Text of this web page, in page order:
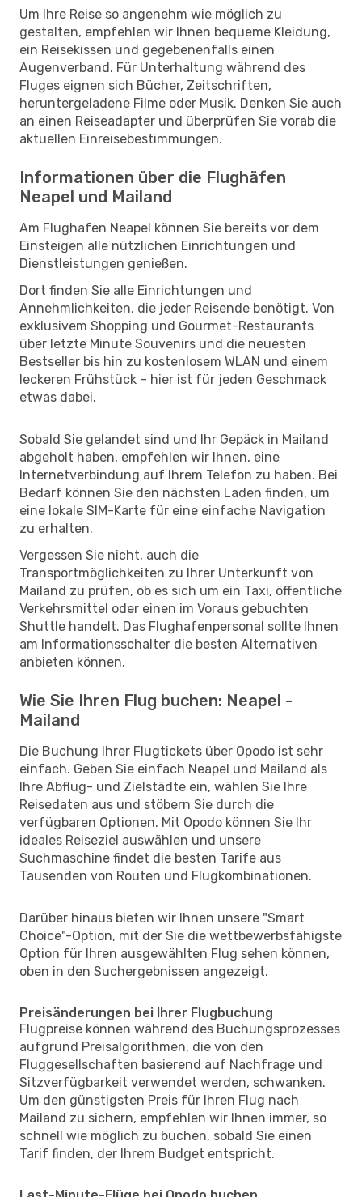
Um Ihre Reise so angenehm wie möglich zu
gestalten, empfehlen wir Ihnen bequeme Kleidung,
ein Reisekissen und gegebenenfalls einen
Augenverband. Für Unterhaltung während des
Fluges eignen sich Bücher, Zeitschriften,
heruntergeladene Filme oder Musik. Denken Sie auch
an einen Reiseadapter und überprüfen Sie vorab die
aktuellen Einreisebestimmungen.
Informationen über die Flughäfen
Neapel und Mailand
Am Flughafen Neapel können Sie bereits vor dem
Einsteigen alle nützlichen Einrichtungen und
Dienstleistungen genießen.
Dort finden Sie alle Einrichtungen und
Annehmlichkeiten, die jeder Reisende benötigt. Von
exklusivem Shopping und Gourmet-Restaurants
über letzte Minute Souvenirs und die neuesten
Bestseller bis hin zu kostenlosem WLAN und einem
leckeren Frühstück – hier ist für jeden Geschmack
etwas dabei.
Sobald Sie gelandet sind und Ihr Gepäck in Mailand
abgeholt haben, empfehlen wir Ihnen, eine
Internetverbindung auf Ihrem Telefon zu haben. Bei
Bedarf können Sie den nächsten Laden finden, um
eine lokale SIM-Karte für eine einfache Navigation
zu erhalten.
Vergessen Sie nicht, auch die
Transportmöglichkeiten zu Ihrer Unterkunft von
Mailand zu prüfen, ob es sich um ein Taxi, öffentliche
Verkehrsmittel oder einen im Voraus gebuchten
Shuttle handelt. Das Flughafenpersonal sollte Ihnen
am Informationsschalter die besten Alternativen
anbieten können.
Wie Sie Ihren Flug buchen: Neapel -
Mailand
Die Buchung Ihrer Flugtickets über Opodo ist sehr
einfach. Geben Sie einfach Neapel und Mailand als
Ihre Abflug- und Zielstädte ein, wählen Sie Ihre
Reisedaten aus und stöbern Sie durch die
verfügbaren Optionen. Mit Opodo können Sie Ihr
ideales Reiseziel auswählen und unsere
Suchmaschine findet die besten Tarife aus
Tausenden von Routen und Flugkombinationen.
Darüber hinaus bieten wir Ihnen unsere "Smart
Choice"-Option, mit der Sie die wettbewerbsfähigste
Option für Ihren ausgewählten Flug sehen können,
oben in den Suchergebnissen angezeigt.
Preisänderungen bei Ihrer Flugbuchung
Flugpreise können während des Buchungsprozesses
aufgrund Preisalgorithmen, die von den
Fluggesellschaften basierend auf Nachfrage und
Sitzverfügbarkeit verwendet werden, schwanken.
Um den günstigsten Preis für Ihren Flug nach
Mailand zu sichern, empfehlen wir Ihnen immer, so
schnell wie möglich zu buchen, sobald Sie einen
Tarif finden, der Ihrem Budget entspricht.